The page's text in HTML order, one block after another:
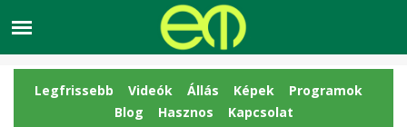
Legfrissebb Videók Állás Képek
Programok
Blog
Hasznos Kapcsolat